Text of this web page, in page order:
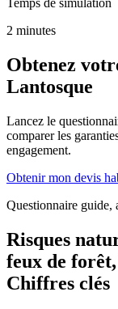
2 minutes
Obtenez
Lantosque
Lancez le
comparer les
engagement.
Obtenir mon devis
Questionnaire guide,
Risques
feux de
Chiffres clés